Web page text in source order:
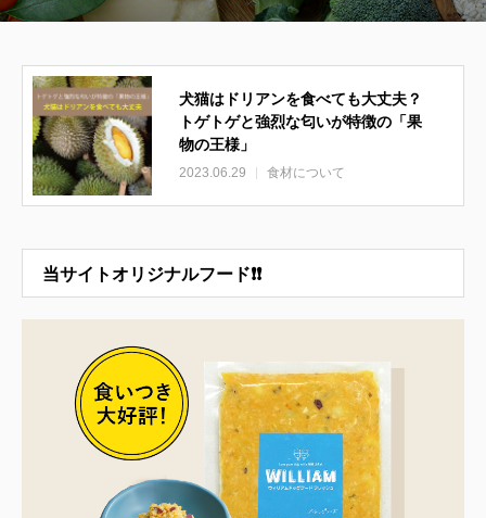
犬猫はドリアンを食べても大丈夫？
トゲトゲと強烈な匂いが特徴の「果
物の王様」
2023.06.29 食材について
当サイトオリジナルフード❗❗